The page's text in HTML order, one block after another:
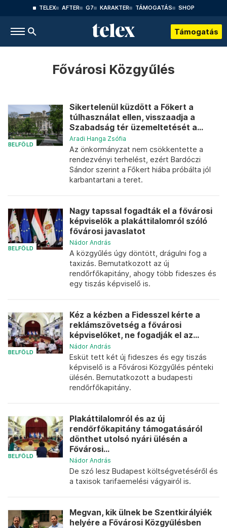
TELEX AFTER G7 KARAKTER TÁMOGATÁS SHOP
Támogatás
Fővárosi Közgyűlés
BELFÖLD
Sikertelenül küzdött a Főkert a
túlhasználat ellen, visszaadja a
Szabadság tér üzemeltetését a...
Aradi Hanga Zsófia
Az önkormányzat nem csökkentette a
rendezvényi terhelést, ezért Bardóczi
Sándor szerint a Főkert hiába próbálta jól
karbantartani a teret.
BELFÖLD
Nagy tapssal fogadták el a fővárosi
képviselők a plakáttilalomról szóló
fővárosi javaslatot
Nádor András
A közgyűlés úgy döntött, drágulni fog a
taxizás. Bemutatkozott az új
rendőrfőkapitány, ahogy több fideszes és
egy tiszás képviselő is.
BELFÖLD
Kéz a kézben a Fidesszel kérte a
reklámszövetség a fővárosi
képviselőket, ne fogadják el az...
Nádor András
Esküt tett két új fideszes és egy tiszás
képviselő is a Fővárosi Közgyűlés pénteki
ülésén. Bemutatkozott a budapesti
rendőrfőkapitány.
BELFÖLD
Plakáttilalomról és az új
rendőrfőkapitány támogatásáról
dönthet utolsó nyári ülésén a
Fővárosi...
Nádor András
De szó lesz Budapest költségvetéséről és
a taxisok tarifaemelési vágyairól is.
Megvan, kik ülnek be Szentkirályiék
helyére a Fővárosi Közgyűlésben